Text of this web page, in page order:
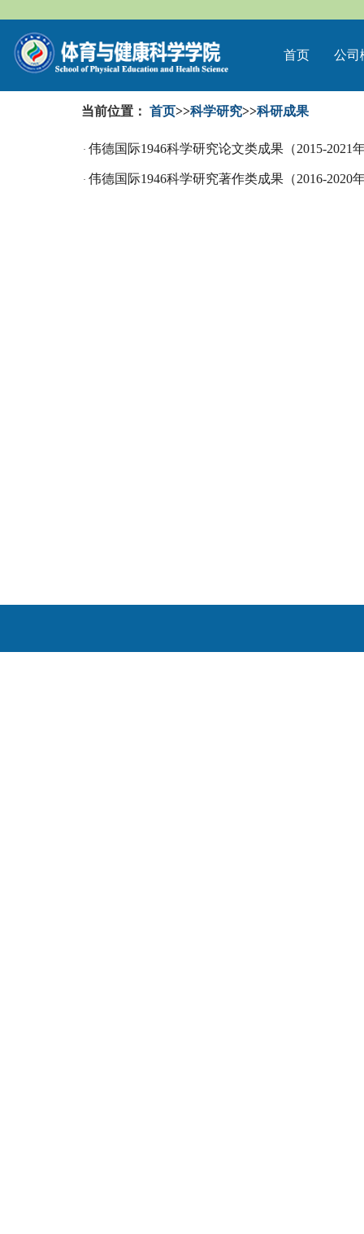
首页 公司
当前位置： 首页>>科学研究>>科研成果
· 伟德国际1946科学研究论文类成果（2015-2021
· 伟德国际1946科学研究著作类成果（2016-2020